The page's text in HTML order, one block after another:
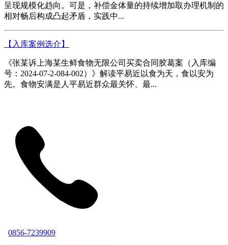
呈现规模化趋向。可是，补偿金体量的持续增加取办理机制的
相对畅后构成凸起矛盾，实践中...
【入库案例选介】
《张某诉上海某生鲜食物无限公司买卖合同胶葛案（入库编
号：2024-07-2-084-002）》解读平易近以食为天，食以安为
先。食物安满是人平易近群众最关怀、最...
0856-7239909